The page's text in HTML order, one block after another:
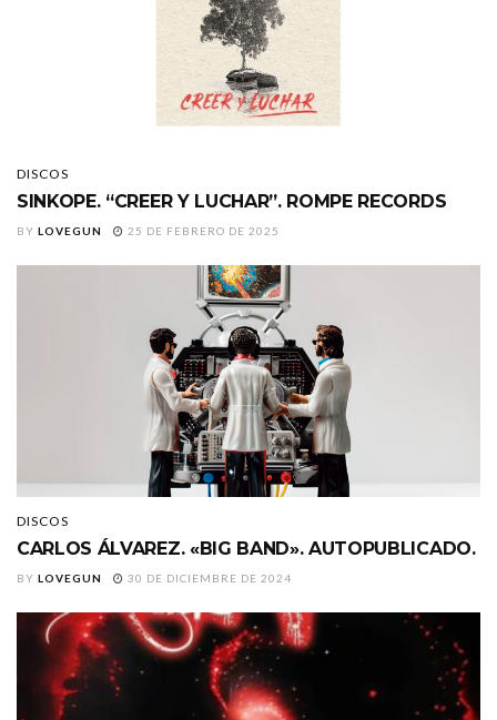
DISCOS
SINKOPE. “CREER Y LUCHAR”. ROMPE RECORDS
BY LOVEGUN 25 DE FEBRERO DE 2025
DISCOS
CARLOS ÁLVAREZ. «BIG BAND». AUTOPUBLICADO.
BY LOVEGUN 30 DE DICIEMBRE DE 2024